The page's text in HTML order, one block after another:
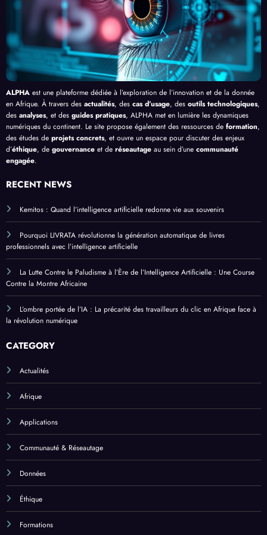
Afriq
ue
ui
ALPHA est une plateforme dédiée à l’exploration de l’innovation et de la donnée
en Afrique. À travers des actualités, des cas d’usage, des outils technologiques,
des analyses, et des guides pratiques, ALPHA met en lumière les dynamiques
numériques du continent. Le site propose également des ressources de formation,
des études de projets concrets, et ouvre un espace pour discuter des enjeux
d’éthique, de gouvernance et de réseautage au sein d’une communauté
engagée.
RECENT NEWS
Kemitos : Quand l’intelligence artificielle redonne vie aux souvenirs
Pourquoi LIVRATA révolutionne la génération automatique de livres
professionnels avec l’intelligence artificielle
La Lutte Contre le Paludisme à l’Ère de l’Intelligence Artificielle : Une Course
Contre la Montre Africaine
L’ombre portée de l’IA : La précarité des travailleurs du clic en Afrique face à
la révolution numérique
CATEGORY
Actualités
Afrique
Applications
Communauté & Réseautage
Données
Éthique
Formations